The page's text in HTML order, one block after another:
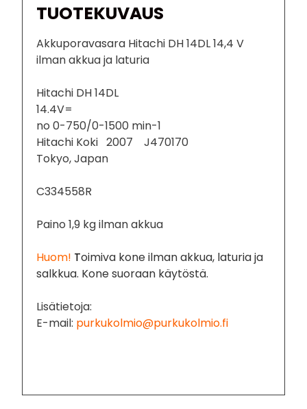
TUOTEKUVAUS
Akkuporavasara Hitachi DH 14DL 14,4 V
ilman akkua ja laturia
Hitachi DH 14DL
14.4V=
no 0-750/0-1500 min-1
Hitachi Koki 2007 J470170
Tokyo, Japan
C334558R
Paino 1,9 kg ilman akkua
Huom! Toimiva kone ilman akkua, laturia ja
salkkua. Kone suoraan käytöstä.
Lisätietoja:
E-mail: purkukolmio@purkukolmio.fi